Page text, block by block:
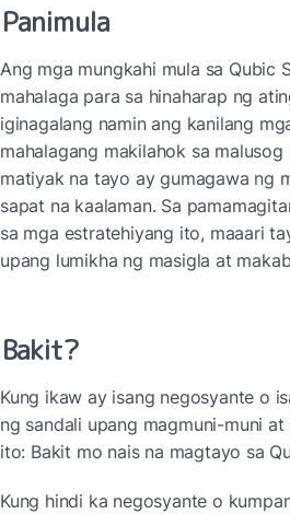
Panimula
Ang mga mungkahi mula sa Qubic
mahalaga para sa hinaharap ng
iginagalang namin ang kanilang
mahalagang makilahok sa
matiyak na tayo ay gumagawa ng
sapat na kaalaman. Sa
sa mga estratehiyang ito, maaari
upang lumikha ng masigla at
Bakit?
Kung ikaw ay isang negosyante o
ng sandali upang magmuni-muni
ito: Bakit mo nais na magtayo sa
Kung hindi ka negosyante o